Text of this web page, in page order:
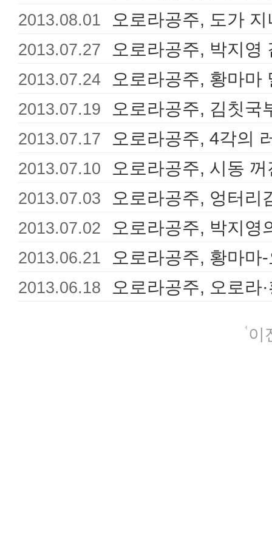
2013.08.01 오로라공주, 도가
2013.07.27 오로라공주, 박지영
2013.07.24 오로라공주, 황마마
2013.07.19 오로라공주, 김칫국
2013.07.17 오로라공주, 4각의
2013.07.10 오로라공주, 시동
2013.07.03 오로라공주, 엉터리
2013.07.02 오로라공주, 박지영
2013.06.21 오로라공주, 황마마
2013.06.18 오로라공주, 오로라
이